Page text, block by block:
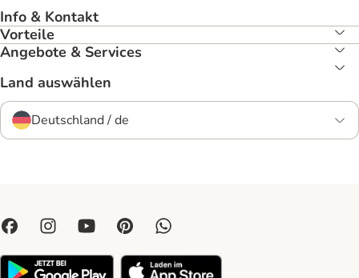
Info & Kontakt
Vorteile
Angebote & Services
Land auswählen
Deutschland / de